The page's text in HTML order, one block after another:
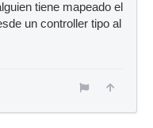
tiene mapeado el
un controller tipo al